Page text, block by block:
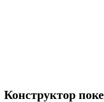
Конструктор поке